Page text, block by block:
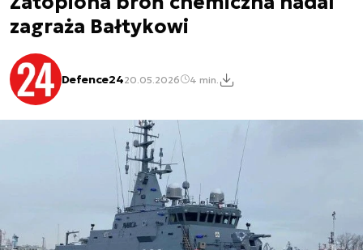
zagraża Bałtykowi
Defence2420.05.2026 4 min.